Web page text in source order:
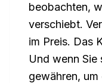
beobachten,
verschiebt.
im Preis. Das
Und wenn
gewähren,